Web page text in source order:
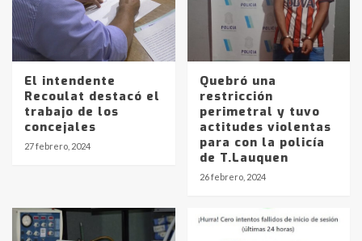
El intendente
Recoulat destacó el
trabajo de los
concejales
27 febrero, 2024
Quebró una
restricción
perimetral y tuvo
actitudes violentas
para con la policía
de T.Lauquen
26 febrero, 2024